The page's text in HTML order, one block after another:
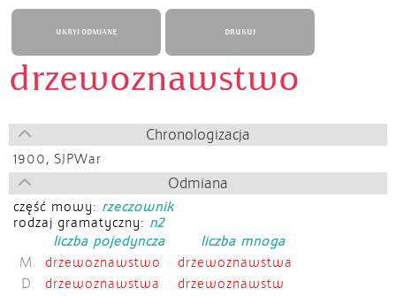
UKRYJ ODMIANĘ DRUKUJ
drzewoznawstwo
Chronologizacja
1900, SJPWar
Odmiana
część mowy: rzeczownik
rodzaj gramatyczny: n2
liczba pojedyncza
liczba mnoga
M.
drzewoznawstwo
drzewoznawstwa
D.
drzewoznawstwa
drzewoznawstw